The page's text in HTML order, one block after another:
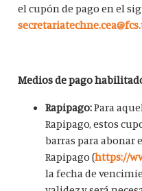
el cupón de pago en el
Medios de pago
Rapipago:Para
Rapipago, estos
barras para abonar
Rapipago (https://
la fecha de